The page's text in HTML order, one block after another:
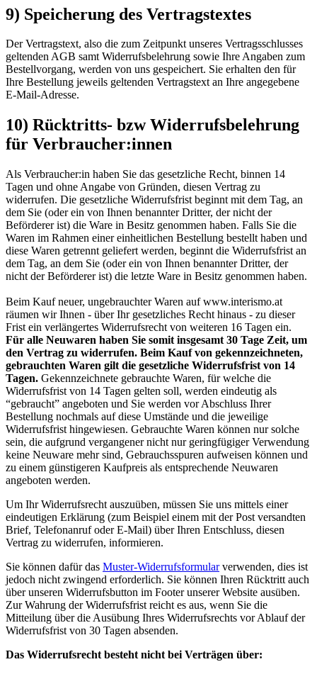
9) Speicherung des Vertragstextes
Der Vertragstext, also die zum Zeitpunkt unseres Vertragsschlusses
geltenden AGB samt Widerrufsbelehrung sowie Ihre Angaben zum
Bestellvorgang, werden von uns gespeichert. Sie erhalten den für
Ihre Bestellung jeweils geltenden Vertragstext an Ihre angegebene
E-Mail-Adresse.
10) Rücktritts- bzw Widerrufsbelehrung
für Verbraucher:innen
Als Verbraucher:in haben Sie das gesetzliche Recht, binnen 14
Tagen und ohne Angabe von Gründen, diesen Vertrag zu
widerrufen. Die gesetzliche Widerrufsfrist beginnt mit dem Tag, an
dem Sie (oder ein von Ihnen benannter Dritter, der nicht der
Beförderer ist) die Ware in Besitz genommen haben. Falls Sie die
Waren im Rahmen einer einheitlichen Bestellung bestellt haben und
diese Waren getrennt geliefert werden, beginnt die Widerrufsfrist an
dem Tag, an dem Sie (oder ein von Ihnen benannter Dritter, der
nicht der Beförderer ist) die letzte Ware in Besitz genommen haben.
Beim Kauf neuer, ungebrauchter Waren auf www.interismo.at
räumen wir Ihnen - über Ihr gesetzliches Recht hinaus - zu dieser
Frist ein verlängertes Widerrufsrecht von weiteren 16 Tagen ein.
Für alle Neuwaren haben Sie somit insgesamt 30 Tage Zeit, um
den Vertrag zu widerrufen. Beim Kauf von gekennzeichneten,
gebrauchten Waren gilt die gesetzliche Widerrufsfrist von 14
Tagen. Gekennzeichnete gebrauchte Waren, für welche die
Widerrufsfrist von 14 Tagen gelten soll, werden eindeutig als
“gebraucht” angeboten und Sie werden vor Abschluss Ihrer
Bestellung nochmals auf diese Umstände und die jeweilige
Widerrufsfrist hingewiesen. Gebrauchte Waren können nur solche
sein, die aufgrund vergangener nicht nur geringfügiger Verwendung
keine Neuware mehr sind, Gebrauchsspuren aufweisen können und
zu einem günstigeren Kaufpreis als entsprechende Neuwaren
angeboten werden.
Um Ihr Widerrufsrecht auszuüben, müssen Sie uns mittels einer
eindeutigen Erklärung (zum Beispiel einem mit der Post versandten
Brief, Telefonanruf oder E-Mail) über Ihren Entschluss, diesen
Vertrag zu widerrufen, informieren.
Sie können dafür das Muster-Widerrufsformularverwenden, dies ist
jedoch nicht zwingend erforderlich. Sie können Ihren Rücktritt auch
über unseren Widerrufsbutton im Footer unserer Website ausüben.
Zur Wahrung der Widerrufsfrist reicht es aus, wenn Sie die
Mitteilung über die Ausübung Ihres Widerrufsrechts vor Ablauf der
Widerrufsfrist von 30 Tagen absenden.
Das Widerrufsrecht besteht nicht bei Verträgen über: